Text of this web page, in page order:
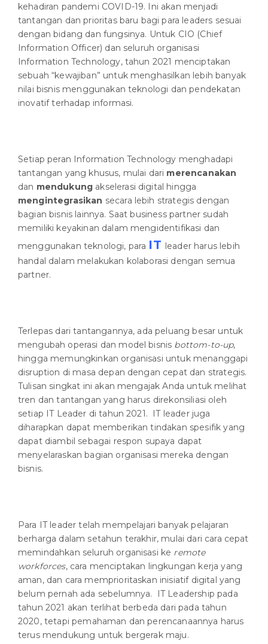
kehadiran pandemi COVID-19. Ini akan menjadi
tantangan dan prioritas baru bagi para leaders sesuai
dengan bidang dan fungsinya. Untuk CIO (Chief
Information Officer) dan seluruh organisasi
Information Technology, tahun 2021 menciptakan
sebuah “kewajiban” untuk menghasilkan lebih banyak
nilai bisnis menggunakan teknologi dan pendekatan
inovatif terhadap informasi.
Setiap peran Information Technology menghadapi
tantangan yang khusus, mulai dari merencanakan
dan mendukung akselerasi digital hingga
mengintegrasikan secara lebih strategis dengan
bagian bisnis lainnya. Saat business partner sudah
memiliki keyakinan dalam mengidentifikasi dan
menggunakan teknologi, para IT leader harus lebih
handal dalam melakukan kolaborasi dengan semua
partner.
Terlepas dari tantangannya, ada peluang besar untuk
mengubah operasi dan model bisnis bottom-to-up,
hingga memungkinkan organisasi untuk menanggapi
disruption di masa depan dengan cepat dan strategis.
Tulisan singkat ini akan mengajak Anda untuk melihat
tren dan tantangan yang harus direkonsiliasi oleh
setiap IT Leader di tahun 2021. IT leader juga
diharapkan dapat memberikan tindakan spesifik yang
dapat diambil sebagai respon supaya dapat
menyelaraskan bagian organisasi mereka dengan
bisnis.
Para IT leader telah mempelajari banyak pelajaran
berharga dalam setahun terakhir, mulai dari cara cepat
memindahkan seluruh organisasi ke remote
workforces, cara menciptakan lingkungan kerja yang
aman, dan cara memprioritaskan inisiatif digital yang
belum pernah ada sebelumnya. IT Leadership pada
tahun 2021 akan terlihat berbeda dari pada tahun
2020, tetapi pemahaman dan perencanaannya harus
terus mendukung untuk bergerak maju.